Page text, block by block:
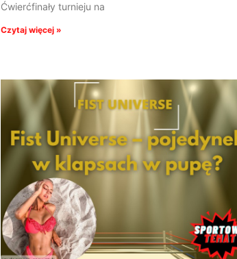
Ćwierćfinały turnieju na
Czytaj więcej »